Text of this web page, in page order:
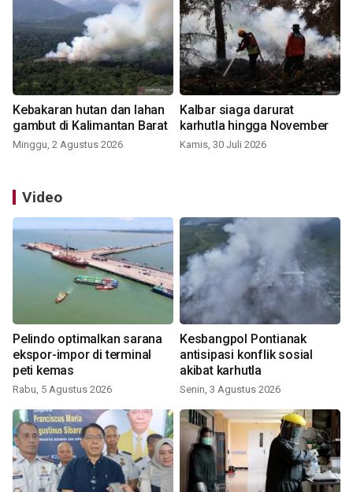
Kebakaran hutan dan lahan
gambut di Kalimantan Barat
Minggu, 2 Agustus 2026
Kalbar siaga darurat
karhutla hingga November
Kamis, 30 Juli 2026
Video
Pelindo optimalkan sarana
ekspor-impor di terminal
peti kemas
Rabu, 5 Agustus 2026
Kesbangpol Pontianak
antisipasi konflik sosial
akibat karhutla
Senin, 3 Agustus 2026